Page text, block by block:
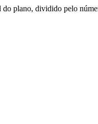
plano, dividido pelo